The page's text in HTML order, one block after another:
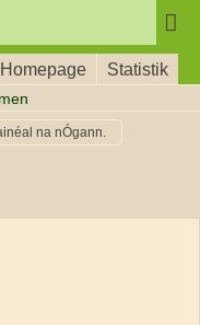
Homepage Statistik
na nÓgann.